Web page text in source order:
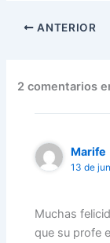
ANTERIOR
2 comentarios
Marife
13 de
Muchas
que su profe